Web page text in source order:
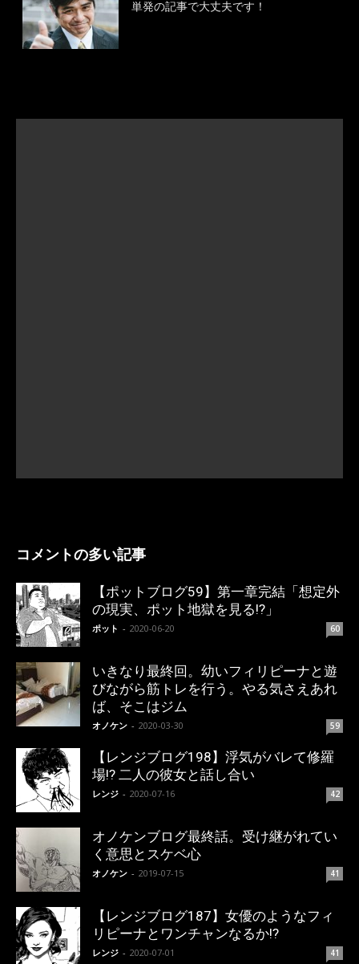
単発の記事で大丈夫です！
コメントの多い記事
【ポットブログ59】第一章完結「想定外
の現実、ポット地獄を見る!?」
ポット - 2020-06-20 60
いきなり最終回。幼いフィリピーナと遊
びながら筋トレを行う。やる気さえあれ
ば、そこはジム
オノケン - 2020-03-30 59
【レンジブログ198】浮気がバレて修羅
場!? 二人の彼女と話し合い
レンジ - 2020-07-16 42
オノケンブログ最終話。受け継がれてい
く意思とスケベ心
オノケン - 2019-07-15 41
【レンジブログ187】女優のようなフィ
リピーナとワンチャンなるか!?
レンジ - 2020-07-01 41